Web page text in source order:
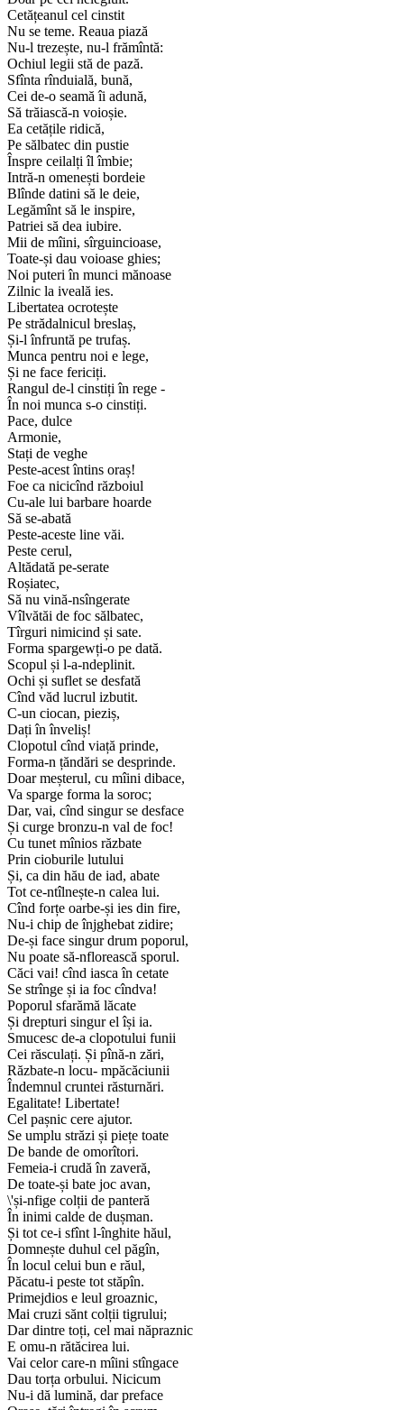
Cetățeanul cel cinstit
Nu se teme. Reaua piază
Nu-l trezește, nu-l frămîntă:
Ochiul legii stă de pază.
Sfînta rînduială, bună,
Cei de-o seamă îi adună,
Să trăiască-n voioșie.
Ea cetățile ridică,
Pe sălbatec din pustie
Înspre ceilalți îl îmbie;
Intră-n omenești bordeie
Blînde datini să le deie,
Legămînt să le inspire,
Patriei să dea iubire.
Mii de mîini, sîrguincioase,
Toate-și dau voioase ghies;
Noi puteri în munci mănoase
Zilnic la iveală ies.
Libertatea ocrotește
Pe strădalnicul breslaș,
Și-l înfruntă pe trufaș.
Munca pentru noi e lege,
Și ne face fericiți.
Rangul de-l cinstiți în rege -
În noi munca s-o cinstiți.
Pace, dulce
Armonie,
Stați de veghe
Peste-acest întins oraș!
Foe ca nicicînd războiul
Cu-ale lui barbare hoarde
Să se-abată
Peste-aceste line văi.
Peste cerul,
Altădată pe-serate
Roșiatec,
Să nu vină-nsîngerate
Vîlvătăi de foc sălbatec,
Tîrguri nimicind și sate.
Forma spargewți-o pe dată.
Scopul și l-a-ndeplinit.
Ochi și suflet se desfată
Cînd văd lucrul izbutit.
C-un ciocan, pieziș,
Dați în înveliș!
Clopotul cînd viață prinde,
Forma-n țăndări se desprinde.
Doar meșterul, cu mîini dibace,
Va sparge forma la soroc;
Dar, vai, cînd singur se desface
Și curge bronzu-n val de foc!
Cu tunet mînios răzbate
Prin cioburile lutului
Și, ca din hău de iad, abate
Tot ce-ntîlnește-n calea lui.
Cînd forțe oarbe-și ies din fire,
Nu-i chip de înjghebat zidire;
De-și face singur drum poporul,
Nu poate să-nflorească sporul.
Căci vai! cînd iasca în cetate
Se strînge și ia foc cîndva!
Poporul sfarămă lăcate
Și drepturi singur el își ia.
Smucesc de-a clopotului funii
Cei răsculați. Și pînă-n zări,
Răzbate-n locu- mpăcăciunii
Îndemnul cruntei răsturnări.
Egalitate! Libertate!
Cel pașnic cere ajutor.
Se umplu străzi și piețe toate
De bande de omorîtori.
Femeia-i crudă în zaveră,
De toate-și bate joc avan,
\'și-nfige colții de panteră
În inimi calde de dușman.
Și tot ce-i sfînt l-înghite hăul,
Domnește duhul cel păgîn,
În locul celui bun e răul,
Păcatu-i peste tot stăpîn.
Primejdios e leul groaznic,
Mai cruzi sănt colții tigrului;
Dar dintre toți, cel mai năpraznic
E omu-n rătăcirea lui.
Vai celor care-n mîini stîngace
Dau torța orbului. Nicicum
Nu-i dă lumină, dar preface